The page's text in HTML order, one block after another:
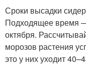
Сроки высадки
Подходящее время
октября.
морозов растения
это у них уходит